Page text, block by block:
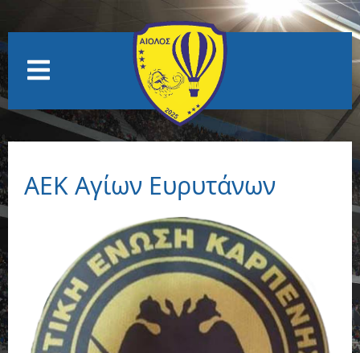
ΑΕΚ Αγίων Ευρυτάνων